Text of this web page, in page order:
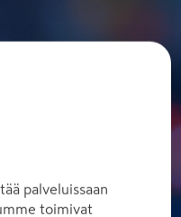
palveluissaan
toimivat